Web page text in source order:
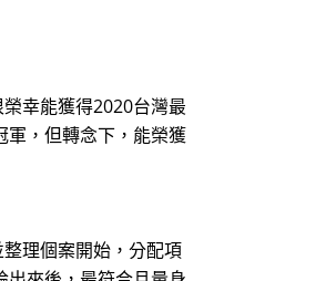
幸能獲得2020台灣最
軍，但轉念下，能榮獲
理個案開始，分配項